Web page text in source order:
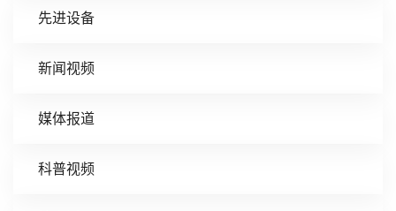
先进设备
新闻视频
媒体报道
科普视频